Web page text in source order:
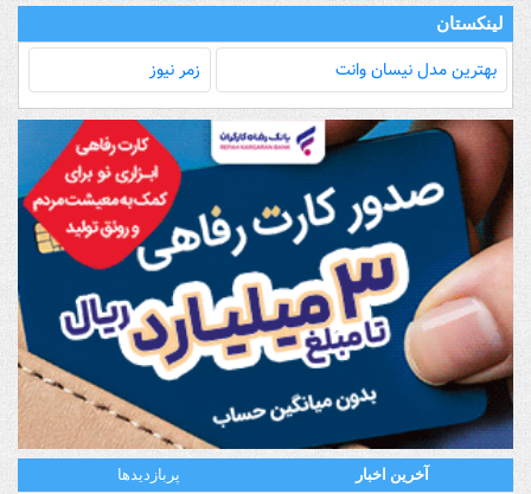
لینکستان
بهترین مدل‌ نیسان وانت زمر نیوز
آخرین اخبار پربازدیدها